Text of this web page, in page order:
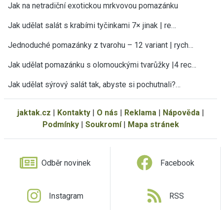
Jak na netradiční exotickou mrkvovou pomazánku
Jak udělat salát s krabími tyčinkami 7× jinak | re…
Jednoduché pomazánky z tvarohu – 12 variant | rych…
Jak udělat pomazánku s olomouckými tvarůžky |4 rec…
Jak udělat sýrový salát tak, abyste si pochutnali?…
jaktak.cz | Kontakty| O nás | Reklama| Nápověda|
Podmínky| Soukromí| Mapa stránek
Odběr novinek Facebook
Instagram RSS